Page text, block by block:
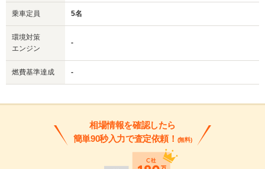
乗車定員 5名
環境対策
エンジン
-
燃費基準達成 -
相場情報を確認したら
簡単90秒入力で査定依頼！ (無料)